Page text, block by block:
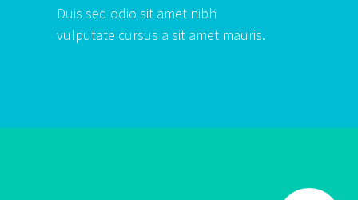
Duis sed odio sit amet nibh
vulputate cursus a sit amet mauris.